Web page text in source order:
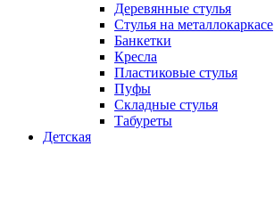
Деревянные стулья
Стулья на металлокаркасе
Банкетки
Кресла
Пластиковые стулья
Пуфы
Складные стулья
Табуреты
Детская